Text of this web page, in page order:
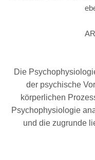
Die
der psychische
körperlichen
Psychophysiologie
und die zugrunde